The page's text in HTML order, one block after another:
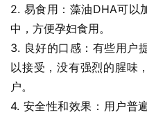
2. 易食用：藻油DHA可以
中，方便孕妇食用。
3. 良好的口感：有些用户
以接受，没有强烈的腥味
户。
4. 安全性和效果：用户普